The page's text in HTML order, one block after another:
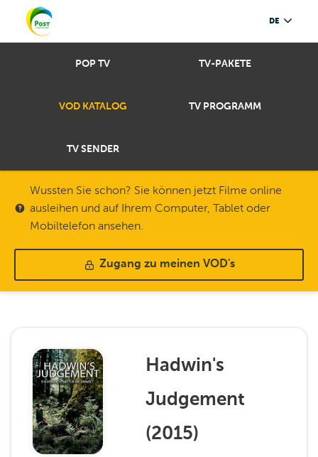
DE
POP TV TV-PAKETE
VOD KATALOG TV PROGRAMM
TV SENDER
Wussten Sie schon? Sie können jetzt Filme online
ausleihen und auf Ihrem Computer, Tablet oder
Mobiltelefon ansehen.
Zugang zu meinen VOD's
Hadwin's
Judgement
(2015)